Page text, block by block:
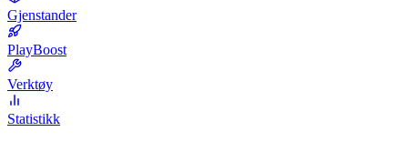
Gjenstander
PlayBoost
Verktøy
Statistikk